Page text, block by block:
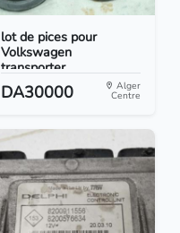
lot de pices pour
Volkswagen
transporter...
DA30000 Alger
Centre